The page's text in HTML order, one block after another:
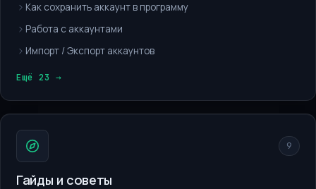
Как сохранить аккаунт в программу
Работа с аккаунтами
Импорт / Экспорт аккаунтов
Ещё 23 →
9
Гайды и советы